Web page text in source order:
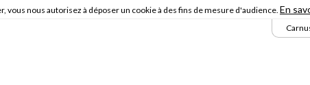
vous nous autorisez à déposer un cookie à des fins de mesure d'audience. En